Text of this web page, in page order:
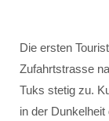
Die ersten
Zufahrtstrasse
Tuks stetig zu.
in der